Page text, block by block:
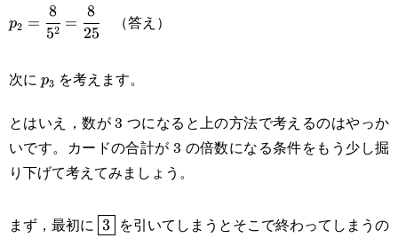
p_2=\cfrac{8}
{5^2}=\cfrac{8}
{25}
p2 =
52
8
=
25
8
（答え）
次に p3 を考えます。
とはいえ，数が 3 つになると上の方法で考えるのはやっか
いです。カードの合計が 3 の倍数になる条件をもう少し掘
り下げて考えてみましょう。
まず，最初に \boxed{3}
3 を引いてしまうとそこで終わってしまうの